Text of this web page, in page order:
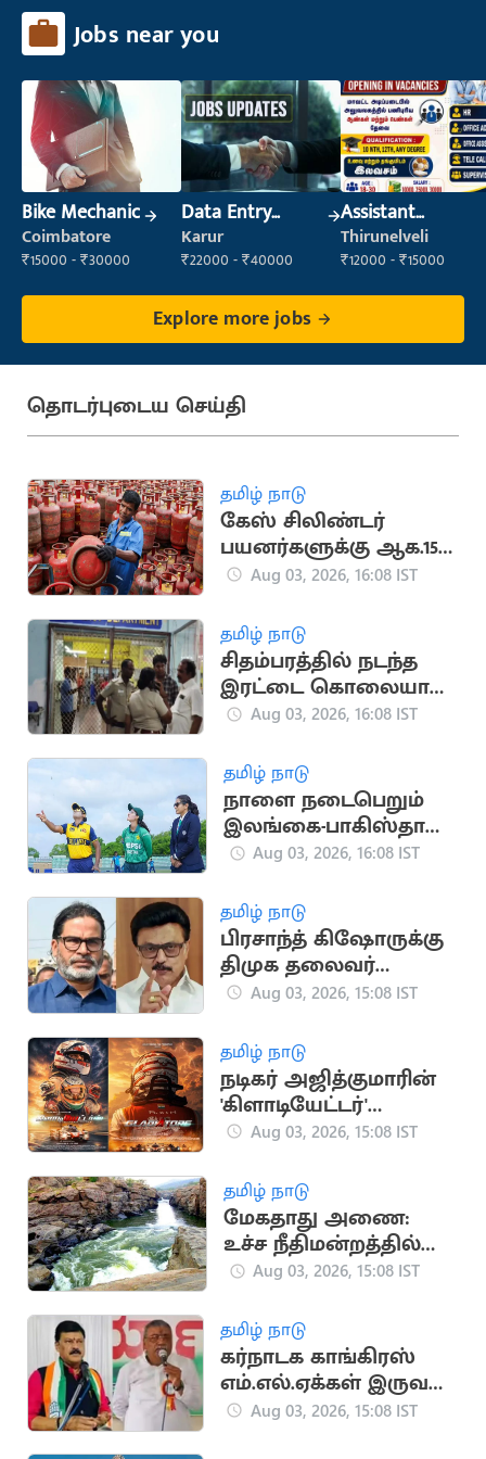
Jobs near you
Bike Mechanic
Coimbatore
₹15000 - ₹30000
Data Entry
Operator
Karur
₹22000 - ₹40000
Assistant
Manager
Thirunelveli
₹12000 - ₹15000
Explore more jobs
தொடர்புடைய செய்தி
தமிழ் நாடு
கேஸ் சிலிண்டர்
பயனர்களுக்கு ஆக.15
வரை இ-கேஒய்சி
Aug 03, 2026, 16:08 IST
தமிழ் நாடு
சிதம்பரத்தில் நடந்த
இரட்டை கொலையால்
பரபரப்பு
Aug 03, 2026, 16:08 IST
தமிழ் நாடு
நாளை நடைபெறும்
இலங்கை-பாகிஸ்தான்
மகளிர் கடைசி டி20
Aug 03, 2026, 16:08 IST
தமிழ் நாடு
பிரசாந்த் கிஷோருக்கு
திமுக தலைவர்
மு.க.ஸ்டாலின்
Aug 03, 2026, 15:08 IST
தமிழ் நாடு
நடிகர் அஜித்குமாரின்
'கிளாடியேட்டர்'
ஆவணப்படத்தின்
வெளியானது
Aug 03, 2026, 15:08 IST
தமிழ் நாடு
மேகதாது அணை:
உச்ச நீதிமன்றத்தில்
தமிழக அரசு புதிய
Aug 03, 2026, 15:08 IST
தமிழ் நாடு
கர்நாடக காங்கிரஸ்
எம்.எல்.ஏக்கள் இருவர்
ராஜினாமா.. பரபரப்பு
Aug 03, 2026, 15:08 IST